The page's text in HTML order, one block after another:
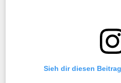
Sieh dir diesen